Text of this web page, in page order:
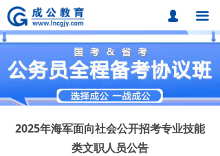
끀
首页
课程中心
题库中心
网校课程
넙
2025年海军面向社会公开招考专业技能
类文职人员公告